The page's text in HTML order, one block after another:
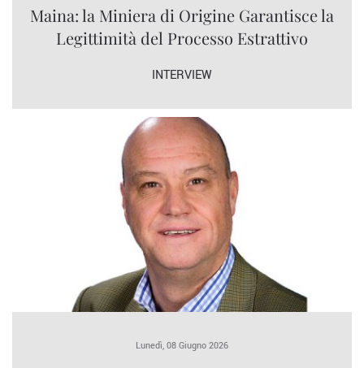
Maina: la Miniera di Origine Garantisce la
Legittimità del Processo Estrattivo
INTERVIEW
Lunedì, 08 Giugno 2026